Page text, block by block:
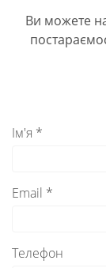
Ви можете
Ім'я *
Email *
Телефон